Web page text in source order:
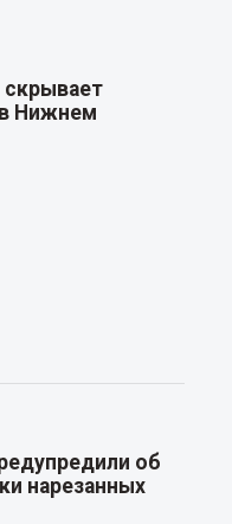
скрывает
Нижнем
об
нарезанных